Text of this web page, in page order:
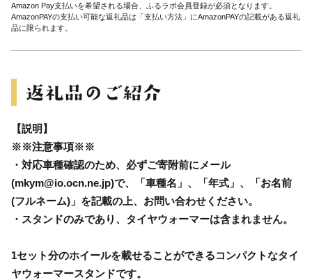
Amazon Pay支払いを希望される場合、ふるラボ会員登録が必須となります。
AmazonPAYの支払い可能な返礼品は「支払い方法」にAmazonPAYの記載がある返礼
品に限られます。
【説明】
※※注意事項※※
・対応車種確認のため、必ずご寄附前にメール
(mkym@io.ocn.ne.jp)で、「車種名」、「年式」、「お名前
(フルネーム)」を記載の上、お問い合わせください。
・スタンドのみであり、タイヤウォーマーは含まれません。
1セット分のホイールを載せることができるコンパクトなタイ
ヤウォーマースタンドです。